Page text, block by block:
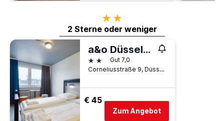
2 Sterne
2 Sterne oder weniger
a&o Düsseldorf Hauptbahnhof
2 SterneGut 7,0
Corneliusstraße 9, Düsseldorf, Nordrhein-Westfalen, Deutschland
€ 45
Zum Angebot